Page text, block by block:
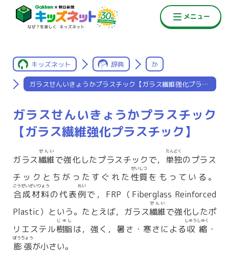
キッズネット 辞典 か
ガラスせんいきょうかプラスチック【ガラス繊維強化プラスチッ
ガラスせんいきょうかプラスチック
【ガラス繊維強化プラスチック】
ガラス繊維
せんい
で強化したプラスチックで， 単独
たんどく
のプラス
チックとちがったすぐれた性質
せいしつ
をもっている。
合成材料
ごうせいざいりょう
の代表例
れい
で，FRP（Fiberglass Reinforced
Plastic）という。たとえば，ガラス繊維
せんい
で強化したポ
リエステル樹脂
じゅし
は，強く，暑さ・寒さによる収縮
しゅうしゅく
・
膨張
ぼうちょう
が小さい。